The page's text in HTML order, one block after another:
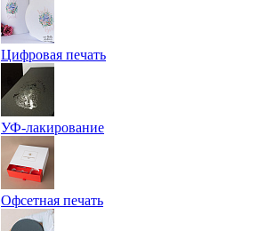
Цифровая печать
УФ-лакирование
Офсетная печать